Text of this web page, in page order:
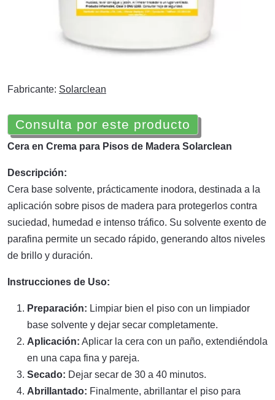
Fabricante: Solarclean
Consulta por este producto
Cera en Crema para Pisos de Madera Solarclean
Descripción:
Cera base solvente, prácticamente inodora, destinada a la
aplicación sobre pisos de madera para protegerlos contra
suciedad, humedad e intenso tráfico. Su solvente exento de
parafina permite un secado rápido, generando altos niveles
de brillo y duración.
Instrucciones de Uso:
Preparación: Limpiar bien el piso con un limpiador
base solvente y dejar secar completamente.
Aplicación: Aplicar la cera con un paño, extendiéndola
en una capa fina y pareja.
Secado: Dejar secar de 30 a 40 minutos.
Abrillantado: Finalmente, abrillantar el piso para